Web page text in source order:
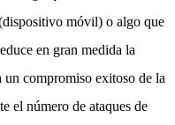
móvil) o algo que
en gran medida la
compromiso exitoso de la
el número de ataques de